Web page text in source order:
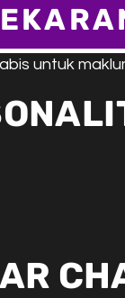
untuk